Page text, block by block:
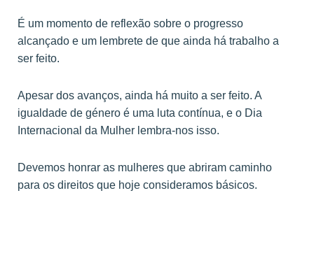
É um momento de reflexão sobre o progresso
alcançado e um lembrete de que ainda há trabalho a
ser feito.
Apesar dos avanços, ainda há muito a ser feito. A
igualdade de género é uma luta contínua, e o Dia
Internacional da Mulher lembra-nos isso.
Devemos honrar as mulheres que abriram caminho
para os direitos que hoje consideramos básicos.